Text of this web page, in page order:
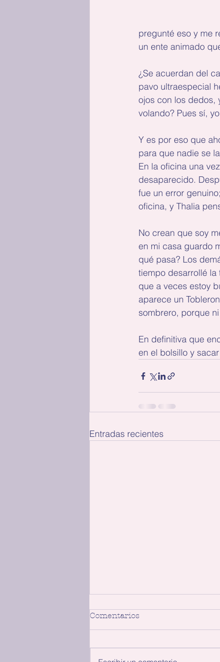
pregunté eso y me
un ente animado
¿Se acuerdan del
pavo ultraespecial
ojos con los dedos,
volando? Pues sí,
Y es por eso que
para que nadie se
En la oficina una
desaparecido.
fue un error
oficina, y Thalia
No crean que soy
en mi casa guardo
qué pasa? Los
tiempo desarrollé
que a veces estoy
aparece un
sombrero, porque
En definitiva que
en el bolsillo y
Entradas recientes
Comentarios